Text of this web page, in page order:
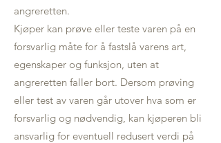
angreretten.
Kjøper kan prøve eller teste varen på en
forsvarlig måte for å fastslå varens art,
egenskaper og funksjon, uten at
angreretten faller bort. Dersom prøving
eller test av varen går utover hva som er
forsvarlig og nødvendig, kan kjøperen bli
ansvarlig for eventuell redusert verdi på